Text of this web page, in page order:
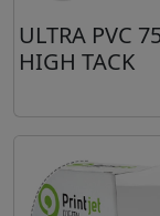
ULTRA PVC
HIGH TACK